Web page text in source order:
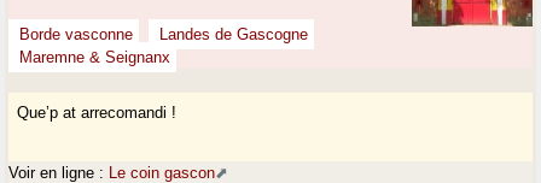
Borde vasconne
Landes de Gascogne
Maremne & Seignanx
Que’p at arrecomandi !
Voir en ligne : Le coin gascon